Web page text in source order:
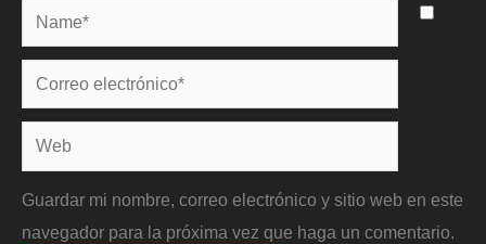
Name*
Correo
electrónico*
Web
Guardar mi nombre, correo electrónico y sitio web en este
navegador para la próxima vez que haga un comentario.